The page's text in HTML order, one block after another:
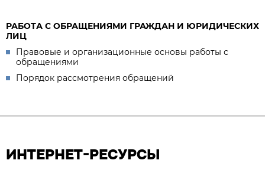
РАБОТА С ОБРАЩЕНИЯМИ ГРАЖДАН И ЮРИДИЧЕСКИХ
ЛИЦ
Правовые и организационные основы работы с
обращениями
Порядок рассмотрения обращений
ИНТЕРНЕТ-РЕСУРСЫ